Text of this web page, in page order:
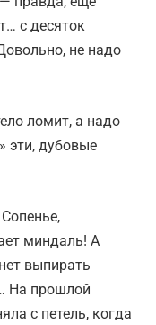
с десяток
не надо
ломит, а надо
эти, дубовые
миндаль! А
выпирать
На прошлой
с петель, когда